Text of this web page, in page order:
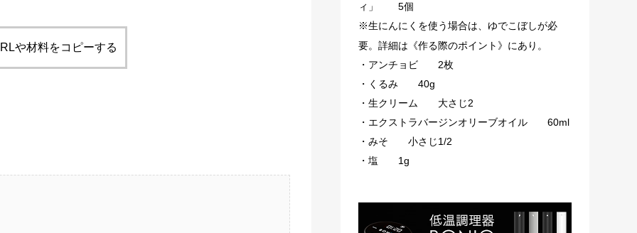
や材料をコピーする
ィ」 5個
※生にんにくを使う場合は、ゆでこぼしが必
要。詳細は《作る際のポイント》にあり。
・アンチョビ 2枚
・くるみ 40g
・生クリーム 大さじ2
・エクストラバージンオリーブオイル 60ml
・みそ 小さじ1/2
・塩 1g